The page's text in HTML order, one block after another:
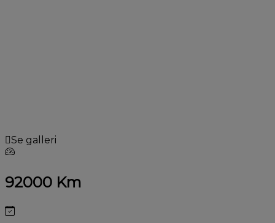
Se galleri
92000 Km